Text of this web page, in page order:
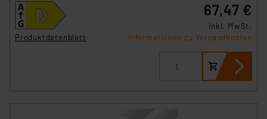
Unsere Kooperation mit diesen Dienstleistern stützt
sich auf die Standarddatenschutzklauseln der
Europäischen Kommission sowie einer eigenen
insbesondere der Art der übermittelten Daten,
Produktdatenblatt
67,47 €
inkl. MwSt.
Informationen zu Versandkosten